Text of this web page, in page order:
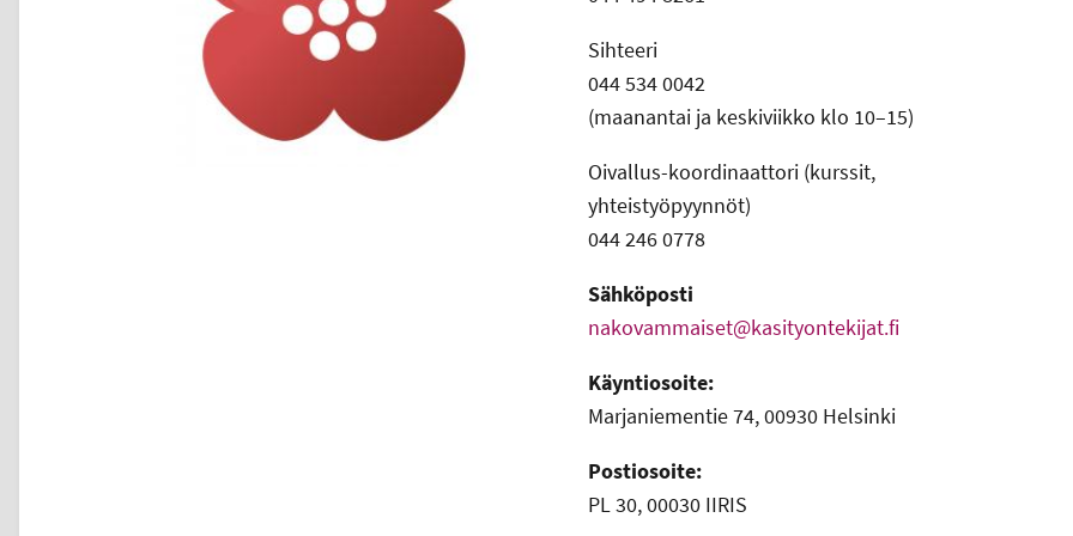
Sihteeri
044 534 0042
(maanantai ja keskiviikko klo 10–15)
Oivallus-koordinaattori (kurssit,
yhteistyöpyynnöt)
044 246 0778
Sähköposti
nakovammaiset@kasityontekijat.fi
Käyntiosoite:
Marjaniementie 74, 00930 Helsinki
Postiosoite:
PL 30, 00030 IIRIS